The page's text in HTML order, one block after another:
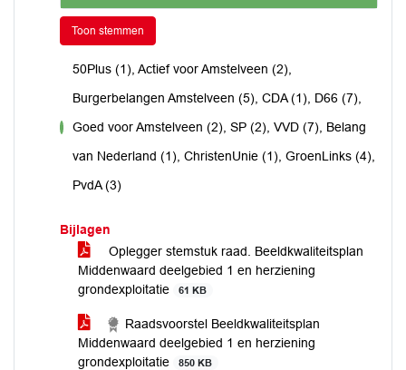
Toon stemmen
50Plus (1), Actief voor Amstelveen (2),
Burgerbelangen Amstelveen (5), CDA (1), D66 (7),
Goed voor Amstelveen (2), SP (2), VVD (7), Belang
van Nederland (1), ChristenUnie (1), GroenLinks (4),
PvdA (3)
Bijlagen
Oplegger stemstuk raad. Beeldkwaliteitsplan
Middenwaard deelgebied 1 en herziening
grondexploitatie
61 KB
Raadsvoorstel Beeldkwaliteitsplan
Middenwaard deelgebied 1 en herziening
grondexploitatie
850 KB